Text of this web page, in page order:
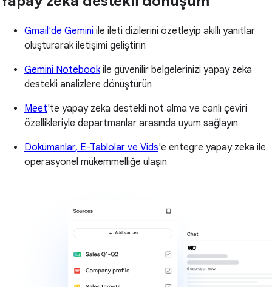
Gmail'de Gemini ile ileti dizilerini özetleyip akıllı yanıtlar
oluşturarak iletişimi geliştirin
Gemini Notebookile güvenilir belgelerinizi yapay zeka
destekli analizlere dönüştürün
Meet'te yapay zeka destekli not alma ve canlı çeviri
özellikleriyle departmanlar arasında uyum sağlayın
Dokümanlar, E-Tablolar ve Vids'e entegre yapay zeka ile
operasyonel mükemmelliğe ulaşın